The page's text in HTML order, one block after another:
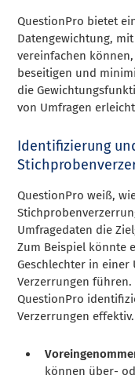
QuestionPro bietet
Datengewichtung,
vereinfachen
beseitigen und
die
von Umfragen
Identifizierung
QuestionPro weiß,
Umfragedaten die
Zum Beispiel könnte
Geschlechter in
Verzerrungen
QuestionPro
Verzerrungen effektiv.
können über-